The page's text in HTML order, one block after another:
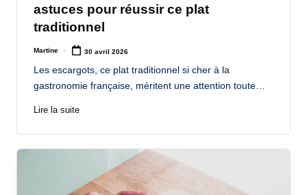
astuces pour réussir ce plat
traditionnel
Posted
Martine 30 avril 2026
Les escargots, ce plat traditionnel si cher à la
gastronomie française, méritent une attention toute…
Lire la suite